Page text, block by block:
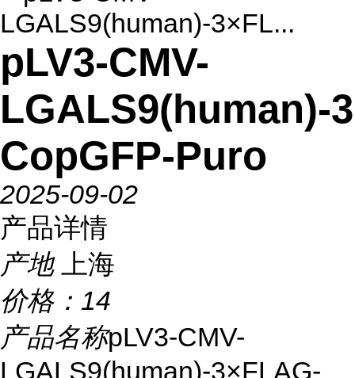
LGALS9(human)-3×FL...
pLV3-CMV-
LGALS9(human)-
CopGFP-Puro
2025-09-02
产品详情
产地
上海
价格： 14
产品名称pLV3-CMV-
LGALS9(human)-3×FLAG-